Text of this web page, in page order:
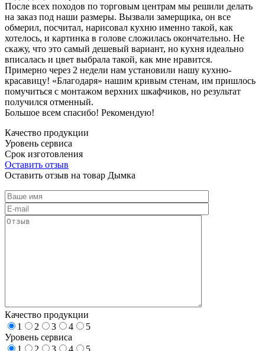
После всех походов по торговым центрам мы решили делать
на заказ под наши размеры. Вызвали замерщика, он все
обмерил, посчитал, нарисовал кухню именно такой, как
хотелось, и картинка в голове сложилась окончательно. Не
скажу, что это самый дешевый вариант, но кухня идеально
вписалась и цвет выбрала такой, как мне нравится.
Примерно через 2 недели нам установили нашу кухню-
красавицу! «Благодаря» нашим кривым стенам, им пришлось
помучиться с монтажом верхних шкафчиков, но результат
получился отменный.
Большое всем спасибо! Рекомендую!
Качество продукции
Уровень сервиса
Срок изготовления
Оставить отзыв
Оставить отзыв на товар Дымка
Качество продукции
1
2 3 4
5
Уровень сервиса
1
2 3 4
5